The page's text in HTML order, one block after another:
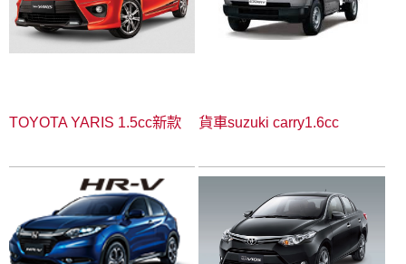
TOYOTA YARIS 1.5cc新款 貨車suzuki carry1.6cc